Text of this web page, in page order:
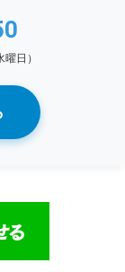
日）